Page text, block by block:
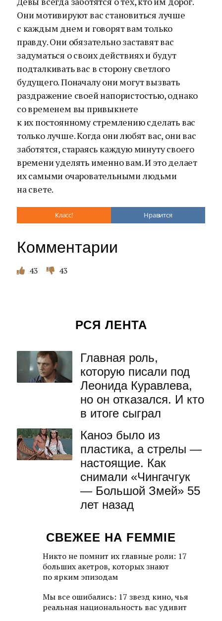
Они мотивируют вас становиться лучше
с каждым днем и говорят вам только
правду. Они обязательно заставят вас
задуматься о своих действиях и будут
подталкивать вас в сторону светлого
будущего. Поначалу они могут вызвать
раздражение своей напористостью, однако
со временем вы привыкнете
к их постоянному стремлению сделать вас
только лучше. Когда они любят вас, они вас
заботятся, стараясь каждую минуту своего
времени уделять именно вам. И это делает
их самыми очаровательными людьми
на свете.
Класс! Нравится
Комментарии
43 43
РСЯ ЛЕНТА
Главная роль,
которую писали под
Леонида Куравлева,
но он отказался. И кто
в итоге сыграл
Каноэ было из
пластика, а стрелы —
настоящие. Как
снимали «Чингачгук
— Большой Змей» 55
лет назад
СВЕЖЕЕ НА FEMMIE
Никто не помнит их главные роли: 17
больших акетров, которых знают
по ярким эпизодам
Мы все ошибались: 17 звезд кино, чья
реальная национальность вас удивит